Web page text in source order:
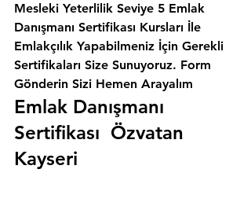
Mesleki Yeterlilik Seviye 5 Emlak
Danışmanı Sertifikası Kursları İle
Emlakçılık Yapabilmeniz İçin Gerekli
Sertifikaları Size Sunuyoruz. Form
Gönderin Sizi Hemen Arayalım
Emlak Danışmanı
Sertifikası  Özvatan
Kayseri